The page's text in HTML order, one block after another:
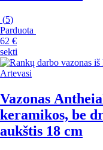
(5)
Parduota
62 €
sekti
Artevasi
Vazonas Antheia
keramikos, be
aukštis 18 cm